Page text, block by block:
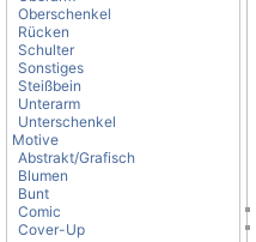
Oberschenkel
Rücken
Schulter
Sonstiges
Steißbein
Unterarm
Unterschenkel
Motive
Abstrakt/Grafisch
Blumen
Bunt
Comic
Cover-Up